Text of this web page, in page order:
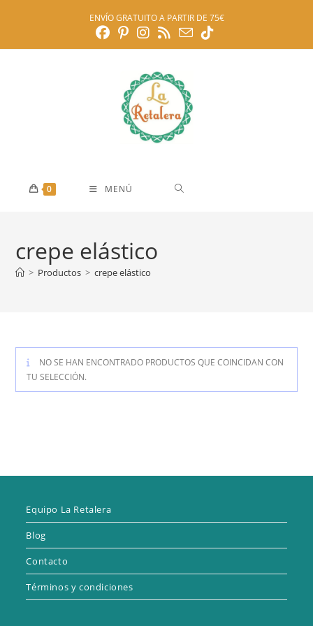
ENVÍO GRATUITO A PARTIR DE 75€
0 MENÚ
crepe elástico
> Productos > crepe elástico
NO SE HAN ENCONTRADO PRODUCTOS QUE COINCIDAN CON
TU SELECCIÓN.
Equipo La Retalera
Blog
Contacto
Términos y condiciones